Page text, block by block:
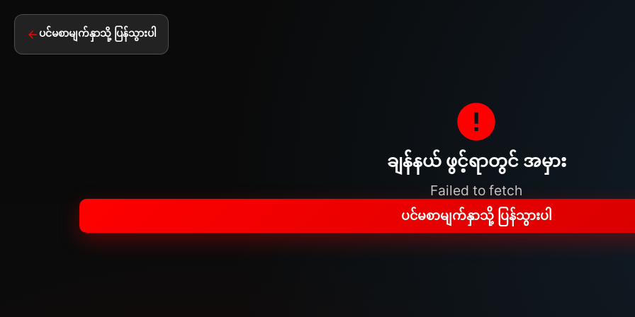
ပင်မစာမျက်နှာသို့ ပြန်သွားပါ
ချန်နယ် ဖွင့်ရာတွင် အမှား
Failed to fetch
ပင်မစာမျက်နှာသို့ ပြန်သွားပါ